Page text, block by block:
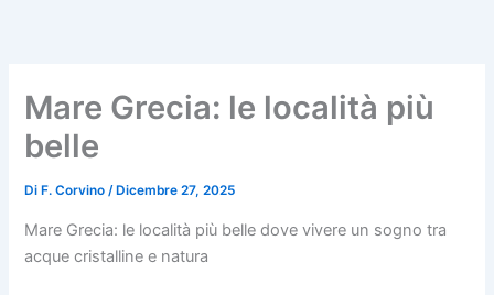
Mare Grecia: le località più
belle
Di F. Corvino/ Dicembre 27, 2025
Mare Grecia: le località più belle dove vivere un sogno tra
acque cristalline e natura